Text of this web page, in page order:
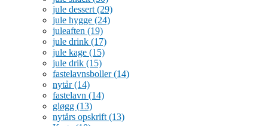
jule dessert (29)
jule hygge (24)
juleaften (19)
jule drink (17)
jule kage (15)
jule drik (15)
fastelavnsboller(14)
nytår(14)
fastelavn (14)
gløgg (13)
nytårs opskrift (13)